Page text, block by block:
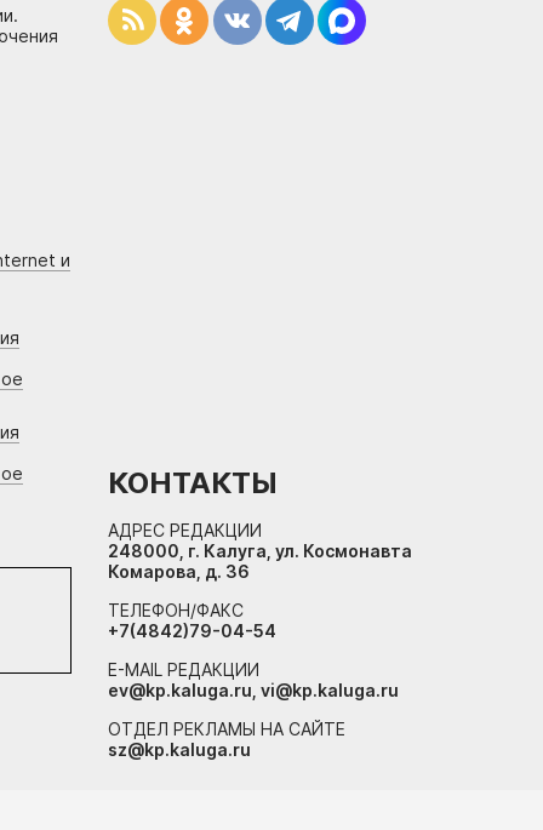
и
КОНТАКТЫ
АДРЕС РЕДАКЦИИ
248000, г. Калуга, ул. Космонавта
Комарова, д. 36
ТЕЛЕФОН/ФАКС
+7(4842)79-04-54
E-MAIL РЕДАКЦИИ
ev@kp.kaluga.ru, vi@kp.kaluga.ru
ОТДЕЛ РЕКЛАМЫ НА САЙТЕ
sz@kp.kaluga.ru